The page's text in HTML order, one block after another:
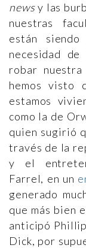
newsy las
nuestras
están
necesidad
robar
hemos visto
estamos
como la de
quien sugirió
través de la
y el
Farrel, en un
generado
que más bien
anticipó
Dick, por